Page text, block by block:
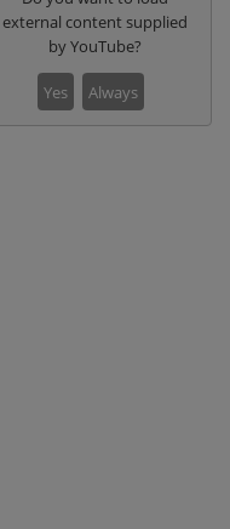
external content supplied
byYouTube?
Yes Always